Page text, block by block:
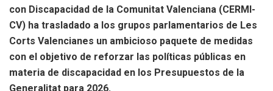
con Discapacidad de la Comunitat Valenciana (CERMI-
CV) ha trasladado a los grupos parlamentarios de Les
Corts Valencianes un ambicioso paquete de medidas
con el objetivo de reforzar las políticas públicas en
materia de discapacidad en los Presupuestos de la
Generalitat para 2026.